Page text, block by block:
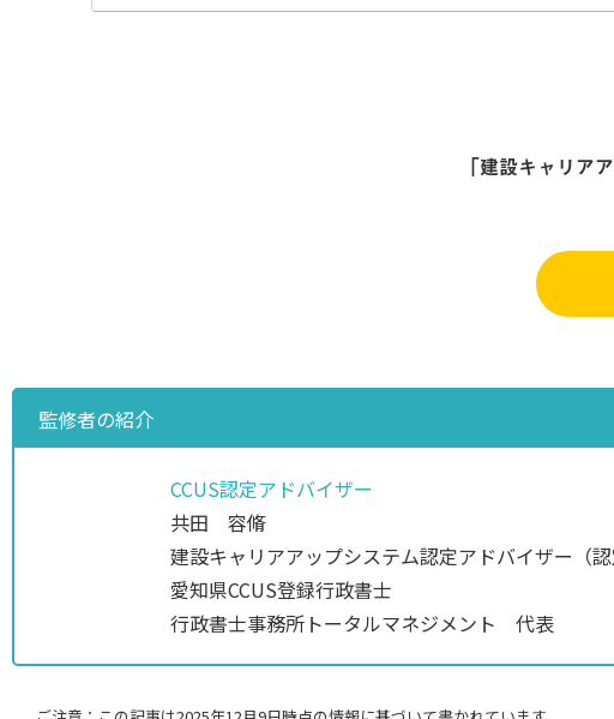
「建設キャリア
監修者の紹介
CCUS認定アドバイザー
共田 容脩
建設キャリアアップシステム認定アドバイザー（認
愛知県CCUS登録行政書士
行政書士事務所トータルマネジメント 代表